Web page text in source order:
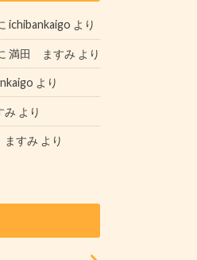
ichibankaigo より
満田 ますみ より
より
み より
すみ より